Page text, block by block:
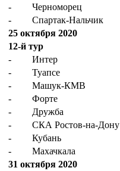
-
Черноморец
-
Спартак-Нальчик
25 октября 2020
12-й тур
-
Интер
-
Туапсе
-
Машук-КМВ
-
Форте
-
Дружба
-
СКА Ростов-на-Дону
-
Кубань
-
Махачкала
31 октября 2020